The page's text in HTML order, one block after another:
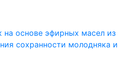
на основе эфирных масел из
сохранности молодняка и